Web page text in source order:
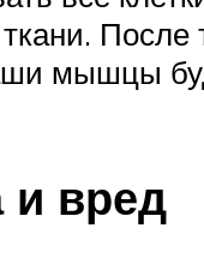
После
мышцы
и вред